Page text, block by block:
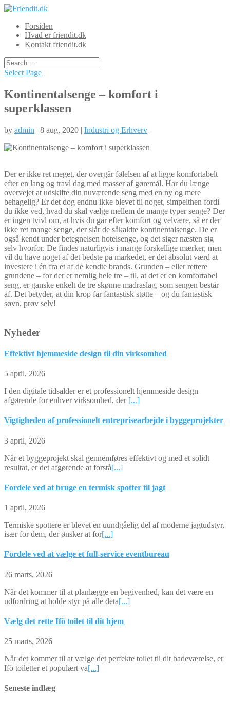
Forsiden
Hvad er friendit.dk
Kontakt friendit.dk
Select Page
Kontinentalsenge – komfort i
superklassen
by admin | 8 aug, 2020 | Industri og Erhverv |
Der er ikke ret meget, der overgår følelsen af at ligge komfortabelt
efter en lang og travl dag med masser af gøremål. Har du længe
overvejet at udskifte din nuværende seng med en ny og mere
behagelig? Er det dog endnu ikke blevet til noget, simpelthen fordi
du ikke ved, hvad du skal vælge mellem de mange typer senge? Der
er ingen tvivl om, at hvis du går efter komfort og velvære, så er der
ikke ret mange senge, der slår de såkaldte kontinentalsenge. De er
også kendt under betegnelsen hotelsenge, og det siger næsten sig
selv hvorfor. De findes naturligvis i mange forskellige mærker, men
vil du have noget af det bedste på markedet, er det absolut værd at
investere i én fra et af de kendte brands. Grunden – eller rettere
grundene – for der er nemlig hele tre – til, at det er en komfortabel
seng, er ganske enkelt de tre skønne madraslag, som sengen består
af. Det betyder, at din krop får fantastisk støtte – og du fantastisk
søvn. prøv selv!
Nyheder
Effektivt hjemmeside design til din virksomhed
5 april, 2026
I den digitale tidsalder er et professionelt hjemmeside design
afgørende for enhver virksomhed, der [...]
Vigtigheden af professionelt entreprisearbejde i byggeprojekter
3 april, 2026
Når et byggeprojekt skal gennemføres effektivt og med et solidt
resultat, er det afgørende at forstå[...]
Fordele ved at bruge en termisk spotter til jagt
1 april, 2026
Termiske spottere er blevet en uundgåelig del af moderne jagtudstyr,
især for dem, der ønsker at for[...]
Fordele ved at vælge et full-service eventbureau
26 marts, 2026
Når det kommer til at planlægge en begivenhed, kan det være en
udfordring at holde styr på alle deta[...]
Vælg det rette Ifö toilet til dit hjem
25 marts, 2026
Når det kommer til at vælge det perfekte toilet til dit badeværelse, er
Ifö toiletter et populært va[...]
Seneste indlæg